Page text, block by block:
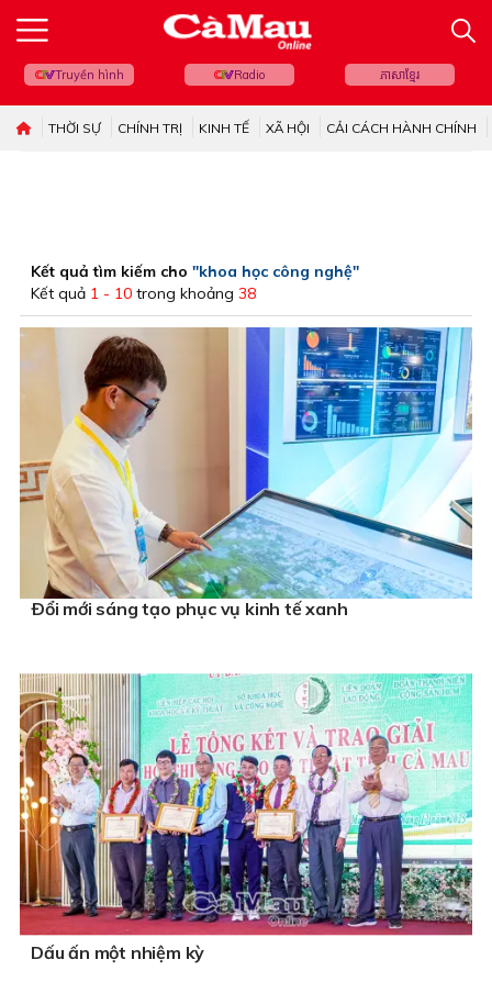
Truyền hình Radio ភាសាខ្មែរ
THỜI SỰ CHÍNH TRỊ KINH TẾ XÃ HỘI CẢI CÁCH HÀNH CHÍNH
Kết quả tìm kiếm cho "khoa học công nghệ"
Kết quả 1 - 10 trong khoảng 38
Ðổi mới sáng tạo phục vụ kinh tế xanh
Dấu ấn một nhiệm kỳ